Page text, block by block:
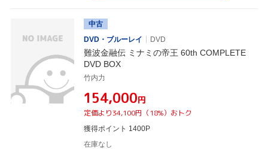
中古
DVD・ブルーレイ
DVD
難波金融伝 ミナミの帝王 60th COMPLETE
DVD BOX
竹内力
¥154,000円
定価より34,100円（18%）おトク
獲得ポイント 1400P
在庫なし